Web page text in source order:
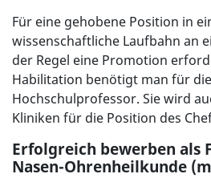
Für eine gehobene Position in
wissenschaftliche Laufbahn an
der Regel eine Promotion
Habilitation benötigt man für
Hochschulprofessor. Sie wird
Kliniken für die Position des
Erfolgreich bewerben als
Nasen-Ohrenheilkunde